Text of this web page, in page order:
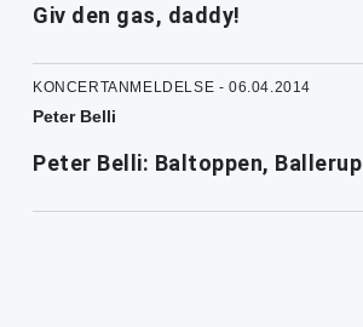
Giv den gas, daddy!
KONCERTANMELDELSE - 06.04.2014
Peter Belli
Peter Belli: Baltoppen, Ballerup